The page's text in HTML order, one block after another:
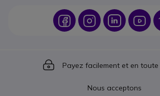
Icon IconIcon
Icon
Payez facilement et en toute
Nous acceptons